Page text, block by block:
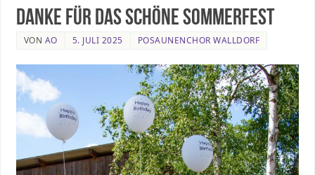
Danke für das schöne Sommerfest
VON AO 5. JULI 2025 POSAUNENCHOR WALLDORF